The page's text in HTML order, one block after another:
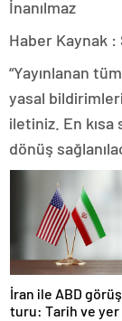
Haber Kaynak :
“Yayınlanan
yasal
iletiniz. En
dönüş
İran ile ABD
turu: Tarih ve